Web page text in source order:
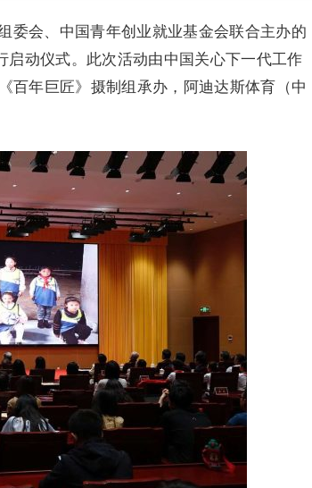
委会、中国青年创业就业基金会联合主办的
启动仪式。此次活动由中国关心下一代工作
百年巨匠》摄制组承办，阿迪达斯体育（中